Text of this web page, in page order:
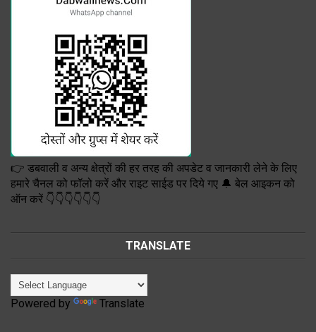
👉 डबवाली व अन्य क्षेत्रों की हर तरह की अपडेट व जानकारी लेने के लिए
हमारे चैनल को फॉलो करें और राइट साईड पर दिये गए 🔔 बेल आइकन को
ऑन करें 👇👇👇👇👇👇
TRANSLATE
Powered by Translate